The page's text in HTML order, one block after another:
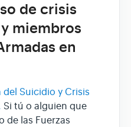
de crisis
miembros
en
Suicidio y Crisis
Si tú o alguien que
de las Fuerzas